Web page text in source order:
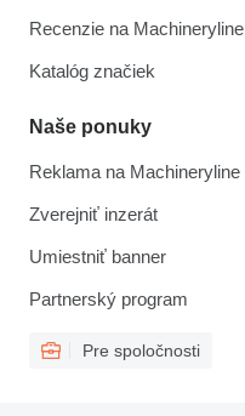
Recenzie na Machineryline
Katalóg značiek
Naše ponuky
Reklama na Machineryline
Zverejniť inzerát
Umiestniť banner
Partnerský program
Pre spoločnosti